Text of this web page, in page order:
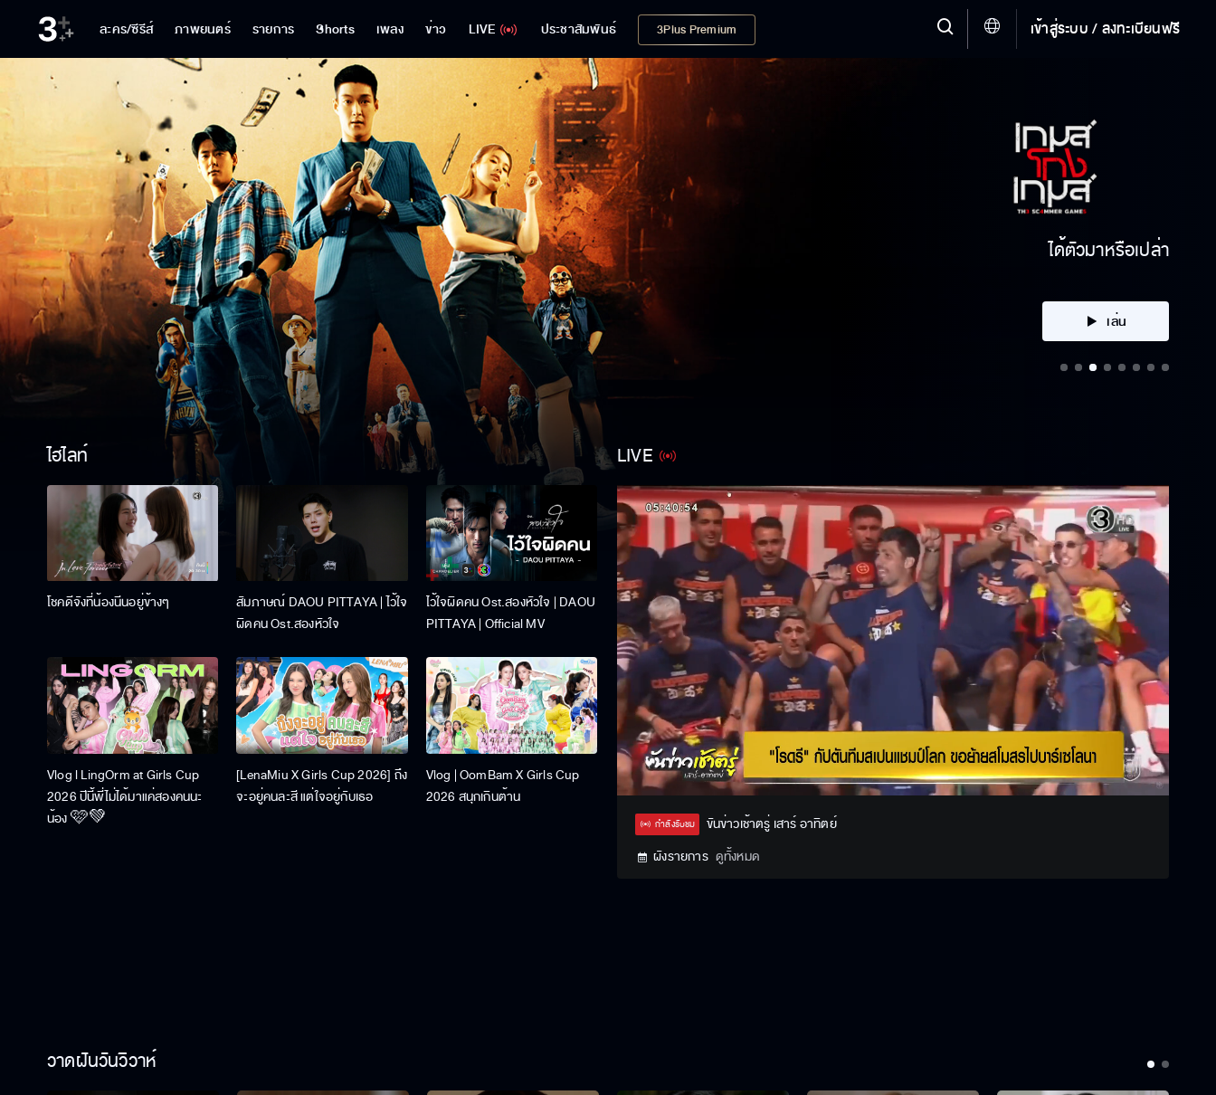
ละคร/ซีรีส์ ภาพยนตร์ รายการ Shorts เพลง ข่าว LIVE ประชาสัมพันธ์ 3Plus Premium เข้าสู่ระบบ / ลงทะเบียนฟรี
ไม่ได้โกรธ แต่มันเขิน
ไฮไลท์
โชคดีจังที่น้องนีนอยู่ข้างๆ
สัมภาษณ์ DAOU PITTAYA | ไว้ใจ
ผิดคน Ost.สองหัวใจ
ไว้ใจผิดคน Ost.สองหัวใจ | DAOU
PITTAYA | Official MV
Vlog l LingOrm at Girls Cup
2026 ปีนี้พี่ไม่ได้มาแค่สองคนนะ
น้อง 🩷💚
[LenaMiu X Girls Cup 2026] ถึง
จะอยู่คนละสี แต่ใจอยู่กับเธอ
Vlog | OomBam X Girls Cup
2026 สนุกเกินต้าน
LIVE
UnmuteStream
Type
Settings
กำลังรับชม
ขันข่าวเช้าตรู่ เสาร์ อาทิตย์
ผังรายการ ดูทั้งหมด
วาดฝันวันวิวาห์